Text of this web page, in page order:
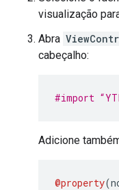
visualização
Abra
cabeçalho:
#import
Adicione
@property(